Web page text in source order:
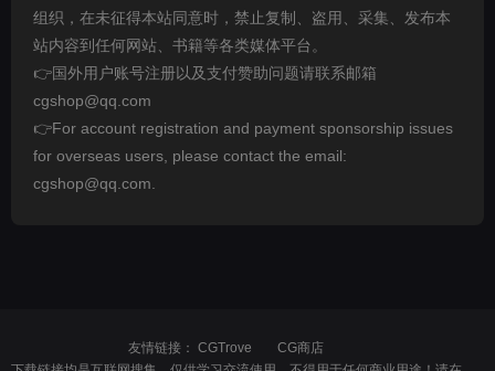
组织，在未征得本站同意时，禁止复制、盗用、采集、发布本
站内容到任何网站、书籍等各类媒体平台。
👉国外用户账号注册以及支付赞助问题请联系邮箱
cgshop@qq.com
👉For account registration and payment sponsorship issues
for overseas users, please contact the email:
cgshop@qq.com.
友情链接： CGTrove
CG商店